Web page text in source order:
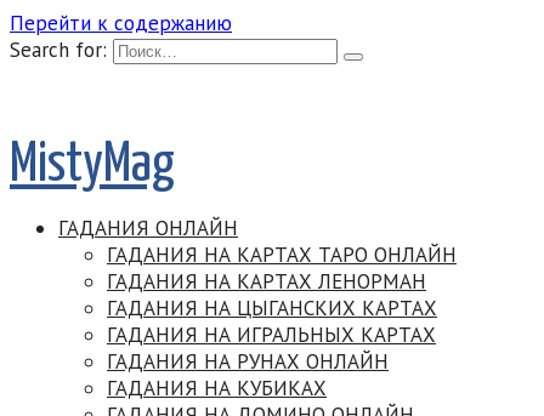
Перейти к содержанию
Search for:
MistyMag
ГАДАНИЯ ОНЛАЙН
ГАДАНИЯ НА КАРТАХ ТАРО ОНЛАЙН
ГАДАНИЯ НА КАРТАХ ЛЕНОРМАН
ГАДАНИЯ НА ЦЫГАНСКИХ КАРТАХ
ГАДАНИЯ НА ИГРАЛЬНЫХ КАРТАХ
ГАДАНИЯ НА РУНАХ ОНЛАЙН
ГАДАНИЯ НА КУБИКАХ